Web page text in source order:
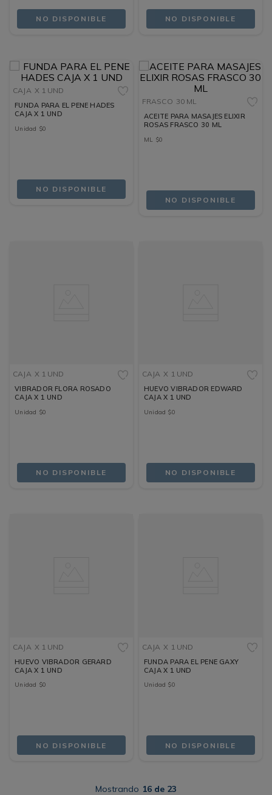
NO DISPONIBLE NO DISPONIBLE
CAJA X 1 UND
FUNDA PARA EL PENE HADES
CAJA X 1 UND
Unidad $0
NO DISPONIBLE
FRASCO 30 ML
ACEITE PARA MASAJES ELIXIR
ROSAS FRASCO 30 ML
ML $0
NO DISPONIBLE
CAJA X 1 UND
VIBRADOR FLORA ROSADO
CAJA X 1 UND
Unidad $0
NO DISPONIBLE
CAJA X 1 UND
HUEVO VIBRADOR EDWARD
CAJA X 1 UND
Unidad $0
NO DISPONIBLE
CAJA X 1 UND
HUEVO VIBRADOR GERARD
CAJA X 1 UND
Unidad $0
NO DISPONIBLE
CAJA X 1 UND
FUNDA PARA EL PENE GAXY
CAJA X 1 UND
Unidad $0
NO DISPONIBLE
Mostrando 16 de 23